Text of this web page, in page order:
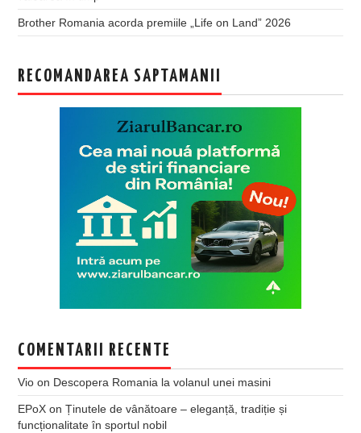
Brother Romania acorda premiile „Life on Land” 2026
RECOMANDAREA SAPTAMANII
COMENTARII RECENTE
Vio on Descopera Romania la volanul unei masini
EPoX onȚinutele de vânătoare – eleganță, tradiție și
funcționalitate în sportul nobil